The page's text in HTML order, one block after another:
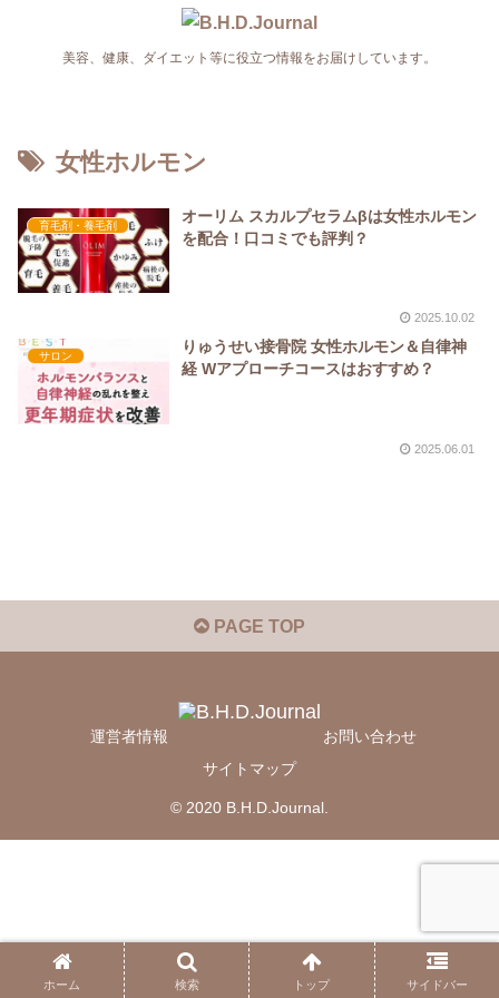
美容、健康、ダイエット等に役立つ情報をお届けしています。
女性ホルモン
育毛剤・養毛剤
オーリム スカルプセラムβは女性ホルモン
を配合！口コミでも評判？
2025.10.02
サロン
りゅうせい接骨院 女性ホルモン＆自律神
経 Wアプローチコースはおすすめ？
2025.06.01
PAGE TOP
運営者情報
お問い合わせ
サイトマップ
© 2020 B.H.D.Journal.
ホーム 検索 トップ サイドバー